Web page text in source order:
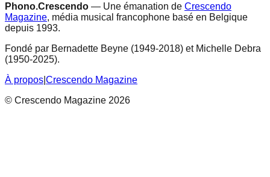
Phono.Crescendo — Une émanation de Crescendo
Magazine, média musical francophone basé en Belgique
depuis 1993.
Fondé par Bernadette Beyne (1949-2018) et Michelle Debra
(1950-2025).
À propos Crescendo Magazine
© Crescendo Magazine 2026